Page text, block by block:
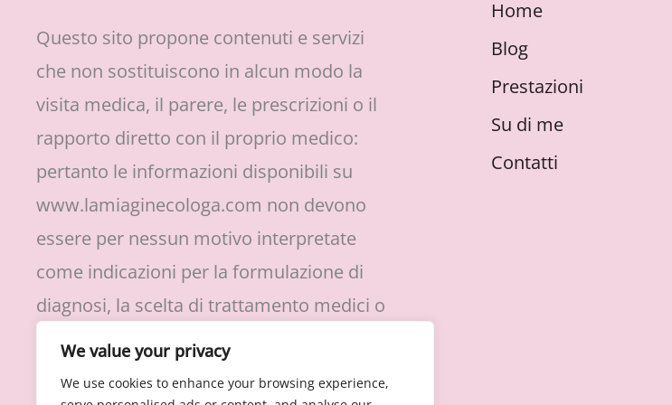
We value your privacy
We use cookies to enhance your browsing experience,
Questo sito propone contenuti e servizi
che non sostituiscono in alcun modo la
visita medica, il parere, le prescrizioni o il
rapporto diretto con il proprio medico:
pertanto le informazioni disponibili su
www.lamiaginecologa.com non devono
essere per nessun motivo interpretate
come indicazioni per la formulazione di
diagnosi, la scelta di trattamento medici o
protocolli di cura, l’assunzione o
sospensione di farmaci prescritti.
Home
Blog
Prestazioni
Su di me
Contatti